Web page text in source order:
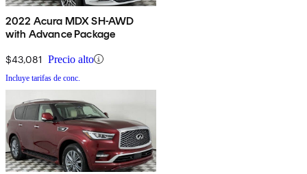
2022 Acura MDX SH-AWD
with Advance Package
$43,081 Precio alto
Incluye tarifas de conc.